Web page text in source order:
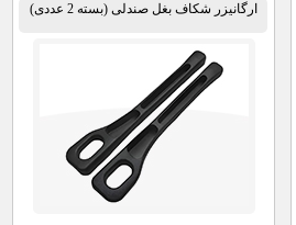
ارگانیزر شکاف بغل صندلی (بسته 2 عددی)